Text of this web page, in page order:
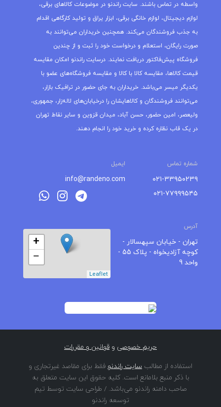
واسطه در تماس باشند. سایت راندنو در موضوعات کالاهای برقی،
لوازم دیجیتال، لوازم خانگی برقی، ابزار یراق و تولید کارگاهی اقدام
به جذب فروشندگان می‌کند. همچنین خریداران می‌توانند به
صورت رایگان، استعلام و درخواست خود را ثبت و از چندین
فروشگاه پیش‌فاکتور دریافت نمایند. درسایت راندنو امکان مقایسه
قیمت کالاها، مقایسه کالا با کالا و مقایسه فروشگاه‌های عضو با
یکدیگر میسر می‌باشد. خریداران به جای حضور در ترافیک بازار،
می‌توانند فروشندگان و کالاهایشان را درخیابان‌های لاله‌زار، جمهوری،
ولیعصر، امین حضور، حسن آباد، میدان قزوین و سایر نقاط تهران
در یک قاب نظاره کرده و خرید خود را انجام دهند.
شماره تماس ایمیل
۰۲۱-۳۳۹۵۰۲۳۹
۰۲۱-۷۷۹۹۹۵۴۵
info@randeno.com
آدرس
تهران - خیابان سپهسالار -
کوچه آزادیخواه - پلاک 55 -
واحد 9
+
−
Leaflet
حریم خصوصی و قوانین و مقررات
استفاده از مطالب سایت راندنو فقط برای مقاصد غیرتجاری و
با ذکر منبع بلامانع است. کلیه حقوق این سایت متعلق به
صاحب دامنه راندنو می‌باشد. / طراحی سایت توسط تیم
توسعه راندنو